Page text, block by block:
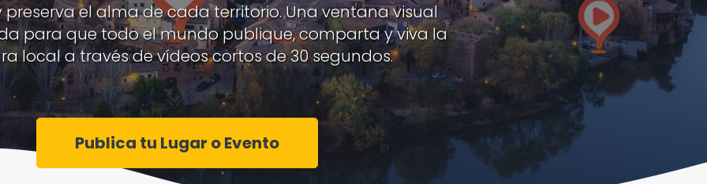
preserva el alma de cada territorio. Una ventana visual
para que todo el mundo publique, comparta y viva la
local a través de vídeos cortos de 30 segundos.
Publica tu Lugar o Evento